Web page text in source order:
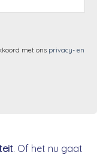
met ons privacy- en
. Of het nu gaat